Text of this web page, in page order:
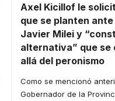
Axel Kicillof le
que se planten
Javier Milei y
alternativa” que se
allá del peronismo
Como se mencionó
Gobernador de la